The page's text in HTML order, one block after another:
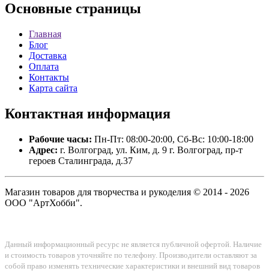
Основные страницы
Главная
Блог
Доставка
Оплата
Контакты
Карта сайта
Контактная информация
Рабочие часы: Пн-Пт: 08:00-20:00, Сб-Вс: 10:00-18:00
Адрес: г. Волгоград, ул. Ким, д. 9 г. Волгоград, пр-т
героев Сталинграда, д.37
Магазин товаров для творчества и рукоделия © 2014 - 2026
ООО "АртХобби".
Данный информационный ресурс не является публичной офертой. Наличие
и стоимость товаров уточняйте по телефону. Производители оставляют за
собой право изменять технические характеристики и внешний вид товаров